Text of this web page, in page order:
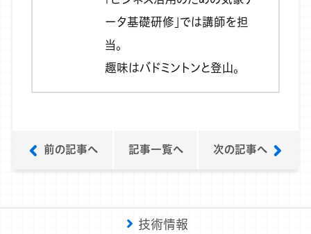
ータ基礎研修」では講師を担
当。
趣味はバドミントンと登山。
前の記事へ 記事一覧へ 次の記事へ
技術情報